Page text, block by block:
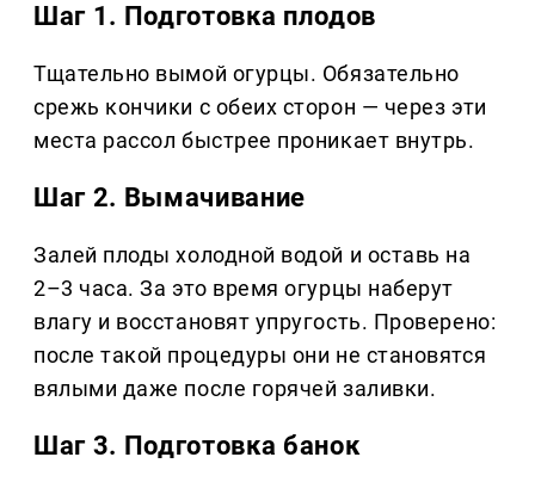
Шаг 1. Подготовка плодов
Тщательно вымой огурцы. Обязательно
срежь кончики с обеих сторон — через эти
места рассол быстрее проникает внутрь.
Шаг 2. Вымачивание
Залей плоды холодной водой и оставь на
2–3 часа. За это время огурцы наберут
влагу и восстановят упругость. Проверено:
после такой процедуры они не становятся
вялыми даже после горячей заливки.
Шаг 3. Подготовка банок